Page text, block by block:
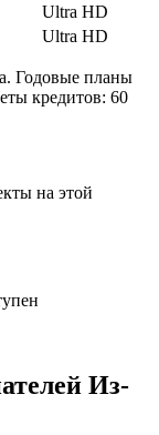
Ultra HD
Ultra HD
Годовые планы
кредитов: 60
на этой
Из-